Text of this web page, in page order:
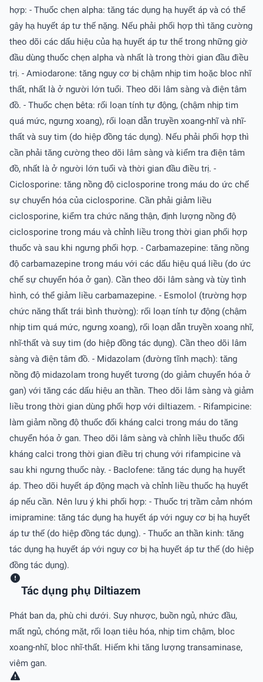
hợp: - Thuốc chẹn alpha: tăng tác dụng hạ huyết áp và có thể
gây hạ huyết áp tư thế nặng. Nếu phải phối hợp thì tăng cường
theo dõi các dấu hiệu của hạ huyết áp tư thế trong những giờ
đầu dùng thuốc chẹn alpha và nhất là trong thời gian đầu điều
trị. - Amiodarone: tăng nguy cơ bị chậm nhịp tim hoặc bloc nhĩ
thất, nhất là ở người lớn tuổi. Theo dõi lâm sàng và điện tâm
đồ. - Thuốc chẹn bêta: rối loạn tính tự động, (chậm nhịp tim
quá mức, ngưng xoang), rối loạn dẫn truyền xoang-nhĩ và nhĩ-
thất và suy tim (do hiệp đồng tác dụng). Nếu phải phối hợp thì
cần phải tăng cường theo dõi lâm sàng và kiểm tra điện tâm
đồ, nhất là ở người lớn tuổi và thời gian đầu điều trị. -
Ciclosporine: tăng nồng độ ciclosporine trong máu do ức chế
sự chuyển hóa của ciclosporine. Cần phải giảm liều
ciclosporine, kiểm tra chức năng thận, định lượng nồng độ
ciclosporine trong máu và chỉnh liều trong thời gian phối hợp
thuốc và sau khi ngưng phối hợp. - Carbamazepine: tăng nồng
độ carbamazepine trong máu với các dấu hiệu quá liều (do ức
chế sự chuyển hóa ở gan). Cần theo dõi lâm sàng và tùy tình
hình, có thể giảm liều carbamazepine. - Esmolol (trường hợp
chức năng thất trái bình thường): rối loạn tính tự động (chậm
nhịp tim quá mức, ngưng xoang), rối loạn dẫn truyền xoang nhĩ,
nhĩ-thất và suy tim (do hiệp đồng tác dụng). Cần theo dõi lâm
sàng và điện tâm đồ. - Midazolam (đường tĩnh mạch): tăng
nồng độ midazolam trong huyết tương (do giảm chuyển hóa ở
gan) với tăng các dấu hiệu an thần. Theo dõi lâm sàng và giảm
liều trong thời gian dùng phối hợp với diltiazem. - Rifampicine:
làm giảm nồng độ thuốc đối kháng calci trong máu do tăng
chuyển hóa ở gan. Theo dõi lâm sàng và chỉnh liều thuốc đối
kháng calci trong thời gian điều trị chung với rifampicine và
sau khi ngưng thuốc này. - Baclofene: tăng tác dụng hạ huyết
áp. Theo dõi huyết áp động mạch và chỉnh liều thuốc hạ huyết
áp nếu cần. Nên lưu ý khi phối hợp: - Thuốc trị trầm cảm nhóm
imipramine: tăng tác dụng hạ huyết áp với nguy cơ bị hạ huyết
áp tư thế (do hiệp đồng tác dụng). - Thuốc an thần kinh: tăng
tác dụng hạ huyết áp với nguy cơ bị hạ huyết áp tư thế (do hiệp
đồng tác dụng).
Tác dụng phụ Diltiazem
Phát ban da, phù chi dưới. Suy nhược, buồn ngủ, nhức đầu,
mất ngủ, chóng mặt, rối loạn tiêu hóa, nhịp tim chậm, bloc
xoang-nhĩ, bloc nhĩ-thất. Hiếm khi tăng lượng transaminase,
viêm gan.